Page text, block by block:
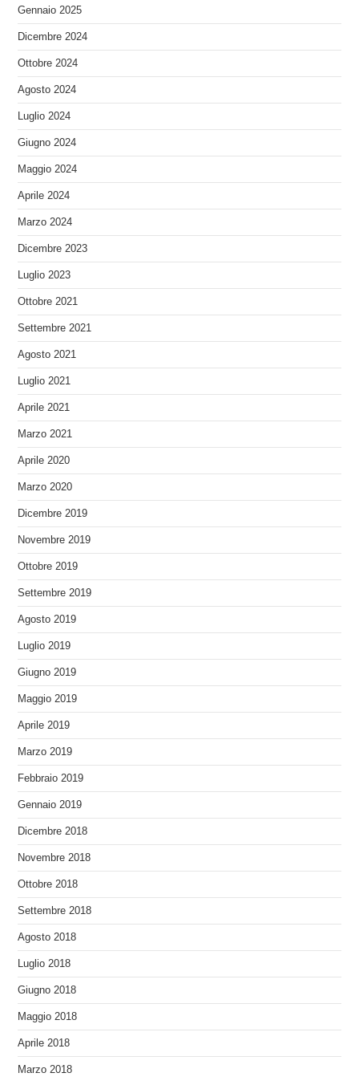
Gennaio 2025
Dicembre 2024
Ottobre 2024
Agosto 2024
Luglio 2024
Giugno 2024
Maggio 2024
Aprile 2024
Marzo 2024
Dicembre 2023
Luglio 2023
Ottobre 2021
Settembre 2021
Agosto 2021
Luglio 2021
Aprile 2021
Marzo 2021
Aprile 2020
Marzo 2020
Dicembre 2019
Novembre 2019
Ottobre 2019
Settembre 2019
Agosto 2019
Luglio 2019
Giugno 2019
Maggio 2019
Aprile 2019
Marzo 2019
Febbraio 2019
Gennaio 2019
Dicembre 2018
Novembre 2018
Ottobre 2018
Settembre 2018
Agosto 2018
Luglio 2018
Giugno 2018
Maggio 2018
Aprile 2018
Marzo 2018